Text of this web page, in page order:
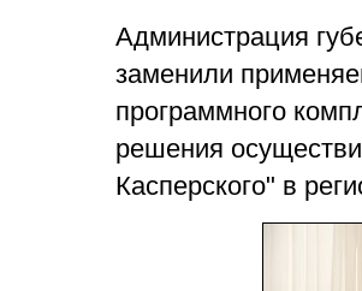
Администрация
заменили
программного
решения
Касперского" в